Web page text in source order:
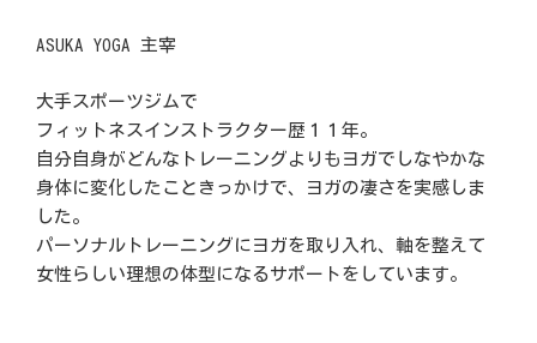
ASUKA YOGA 主宰
大手スポーツジムで
フィットネスインストラクター歴１１年。
自分自身がどんなトレーニングよりもヨガでしなやかな
身体に変化したこときっかけで、ヨガの凄さを実感しま
した。
パーソナルトレーニングにヨガを取り入れ、軸を整えて
女性らしい理想の体型になるサポートをしています。